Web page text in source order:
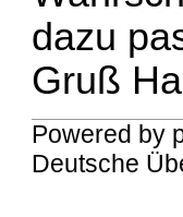
dazu
Gruß
Powered by
Deutsche